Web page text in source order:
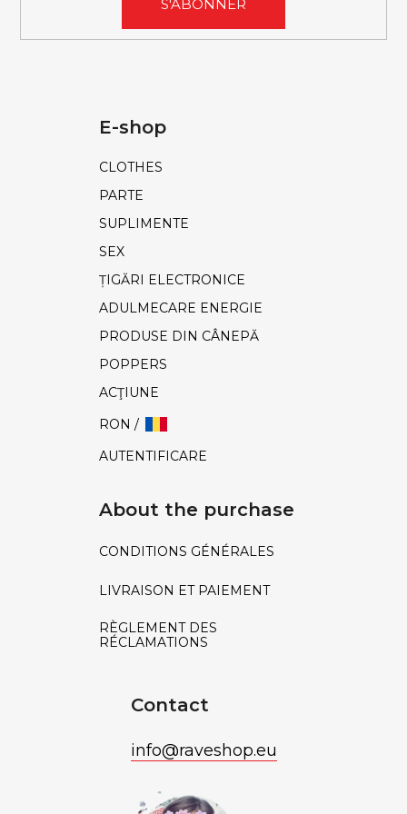
S'ABONNER
E-shop
CLOTHES
PARTE
SUPLIMENTE
SEX
ȚIGĂRI ELECTRONICE
ADULMECARE ENERGIE
PRODUSE DIN CÂNEPĂ
POPPERS
ACŢIUNE
RON /
AUTENTIFICARE
About the purchase
CONDITIONS GÉNÉRALES
LIVRAISON ET PAIEMENT
RÈGLEMENT DES
RÉCLAMATIONS
Contact
info@raveshop.eu